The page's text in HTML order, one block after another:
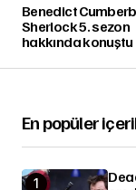
Benedict
Sherlock 5. sezon
hakkında konuştu
En popüler